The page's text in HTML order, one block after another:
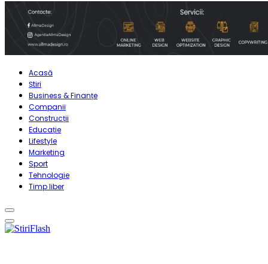
Acasă
Știri
Business & Finanțe
Companii
Construcții
Educație
Lifestyle
Marketing
Sport
Tehnologie
Timp liber